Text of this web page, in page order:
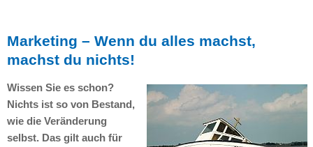
Marketing – Wenn du alles machst,
machst du nichts!
Wissen Sie es schon?
Nichts ist so von Bestand,
wie die Veränderung
selbst. Das gilt auch für